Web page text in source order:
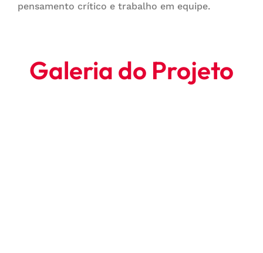
pensamento crítico e trabalho em equipe.
Galeria do Projeto